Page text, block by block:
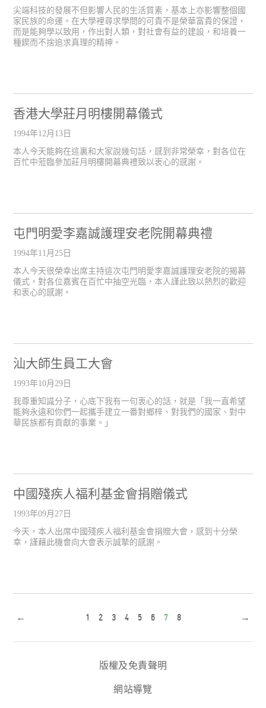
尖端科技的發展不但影響人民的生活質素，基本上亦影響整個國
家民族的命運。在大學裡尋求學問的可貴不是榮華富貴的保證，
而是能夠學以致用，作出對人類，對社會有益的建設，和培養一
種鍥而不捨追求真理的精神。
香港大學莊月明樓開幕儀式
1994年12月13日
本人今天能夠在這裏和大家說幾句話，感到非常榮幸，對各位在
百忙中蒞臨參加莊月明樓開幕典禮致以衷心的感謝。
屯門明愛李嘉誠護理安老院開幕典禮
1994年11月25日
本人今天很榮幸出席主持這次屯門明愛李嘉誠護理安老院的揭幕
儀式，對各位嘉賓在百忙中抽空光臨，本人謹此致以熱烈的歡迎
和衷心的感謝。
汕大師生員工大會
1993年10月29日
我尊重知識分子，心底下我有一句衷心的話，就是「我一直希望
能夠永遠和你們一起攜手建立一番對鄉梓、對我們的國家、對中
華民族都有貢獻的事業。」
中國殘疾人福利基金會捐贈儀式
1993年09月27日
今天，本人出席中國殘疾人福利基金會捐贈大會，感到十分榮
幸，謹藉此機會向大會表示誠摯的感謝。
← 1 2 3 4 5 6 7 8 →
版權及免責聲明
網站導覽